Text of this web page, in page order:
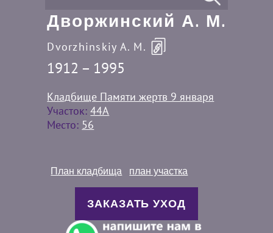
Дворжинский А. М.
Dvorzhinskiy A. M.
1912 – 1995
Кладбище Памяти жертв 9 января
Участок: 44A
Место: 56
План кладбища план участка
ЗАКАЗАТЬ УХОД